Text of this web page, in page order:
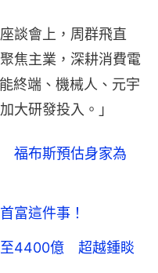
談會上，周群飛直
焦主業，深耕消費電
終端、機械人、元宇
大研發投入。」
福布斯預估身家為
富這件事！
4400億 超越鍾睒